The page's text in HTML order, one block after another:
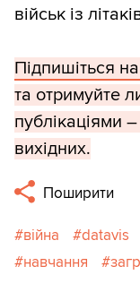
військ із
Підпишіться
та отримуйте
публікаціями
вихідних.
Поширити
війна datavis
навчання